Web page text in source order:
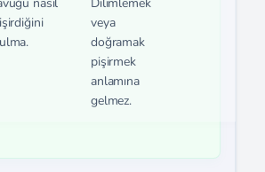
veya
doğramak
pişirmek
anlamına
gelmez.